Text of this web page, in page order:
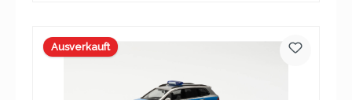
Ausverkauft